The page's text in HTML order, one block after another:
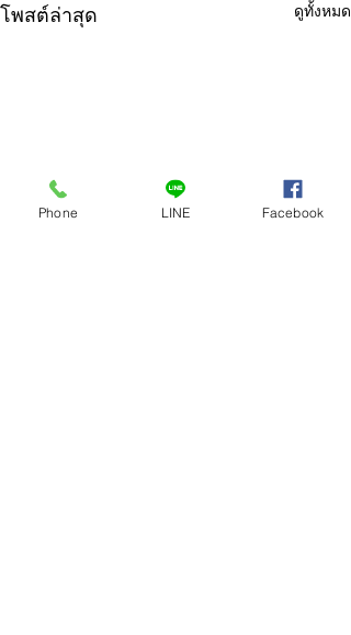
โพสต์ล่าสุด ดูทั้งหมด
Phone LINE Facebook